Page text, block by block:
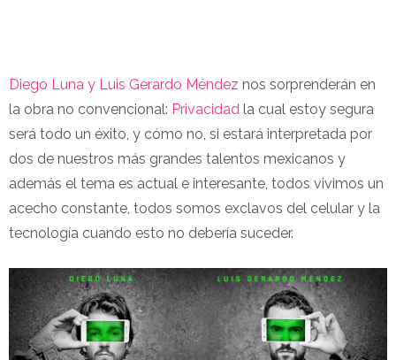
Diego Luna y Luis Gerardo Méndez nos sorprenderán en
la obra no convencional: Privacidad la cual estoy segura
será todo un éxito, y cómo no, si estará interpretada por
dos de nuestros más grandes talentos mexicanos y
además el tema es actual e interesante, todos vivimos un
acecho constante, todos somos exclavos del celular y la
tecnología cuando esto no debería suceder.